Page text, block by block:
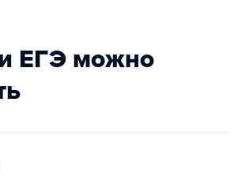
ЕГЭ можно